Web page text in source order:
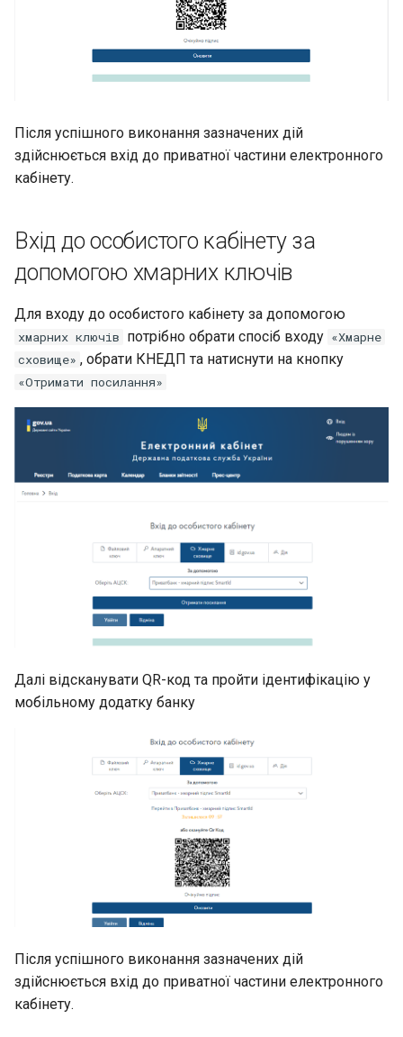
Після успішного виконання зазначених дій
здійснюється вхід до приватної частини електронного
кабінету.
Вхід до особистого кабінету за
допомогою хмарних ключів
Для входу до особистого кабінету за допомогою
хмарних ключів потрібно обрати спосіб входу «Хмарне
сховище» , обрати КНЕДП та натиснути на кнопку
«Отримати посилання»
Далі відсканувати QR-код та пройти ідентифікацію у
мобільному додатку банку
Після успішного виконання зазначених дій
здійснюється вхід до приватної частини електронного
кабінету.